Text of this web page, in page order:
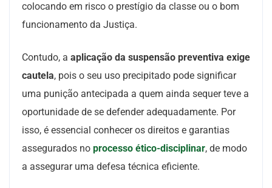
colocando em risco o prestígio da classe ou o bom
funcionamento da Justiça.
Contudo, a aplicação da suspensão preventiva exige
cautela, pois o seu uso precipitado pode significar
uma punição antecipada a quem ainda sequer teve a
oportunidade de se defender adequadamente. Por
isso, é essencial conhecer os direitos e garantias
assegurados no processo ético-disciplinar, de modo
a assegurar uma defesa técnica eficiente.